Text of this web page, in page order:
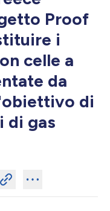
Proof
i
celle a
da
di
di gas